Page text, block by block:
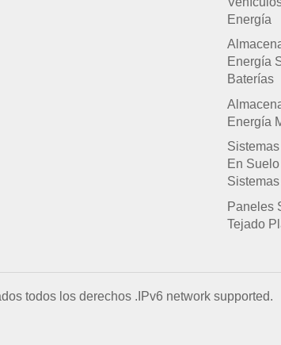
Energía
Energía
Baterías
Energía
En
Paneles
Tejado
todos los derechos . IPv6 network supported.